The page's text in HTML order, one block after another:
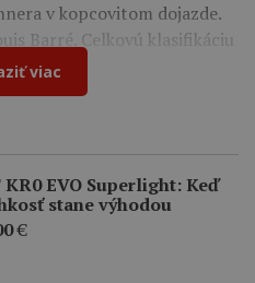
v kopcovitom dojazde.
Barré. Celkovú klasifikáciu
viac
KR0 EVO Superlight: Keď
stane výhodou
€